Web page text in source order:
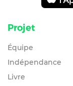
Projet
Équipe
Indépendance
Livre